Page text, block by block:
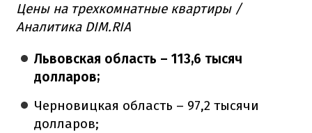
Цены на трехкомнатные квартиры /
Аналитика DIM.RIA
Львовская область – 113,6 тысяч
долларов;
Черновицкая область – 97,2 тысячи
долларов;